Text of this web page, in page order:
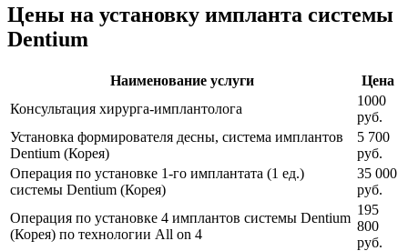
Цены на установку импланта системы
Dentium
Наименование услуги
Цена
Консультация хирурга-имплантолога
1000
руб.
Установка формирователя десны, система имплантов
Dentium (Корея)
5 700
руб.
Операция по установке 1-го имплантата (1 ед.)
системы Dentium (Корея)
35 000
руб.
Операция по установке 4 имплантов системы Dentium
(Корея) по технологии All on 4
195
800
руб.